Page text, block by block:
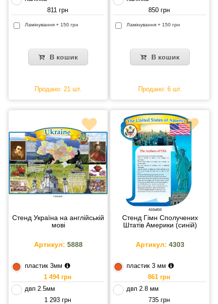
811 грн
Ламінування + 150 грн
В кошик
Продано: 21 шт.
850 грн
Ламінування + 150 грн
В кошик
Продано: 6 шт.
Стенд Україна на англійській
мові
Артикул: 5888
пластик 3мм
1 494 грн
двп 2.5мм
1 293 грн
Стенд Гімн Сполучених
Штатів Америки (синій)
Артикул: 4303
пластик 3 мм
861 грн
двп 2.8 мм
735 грн